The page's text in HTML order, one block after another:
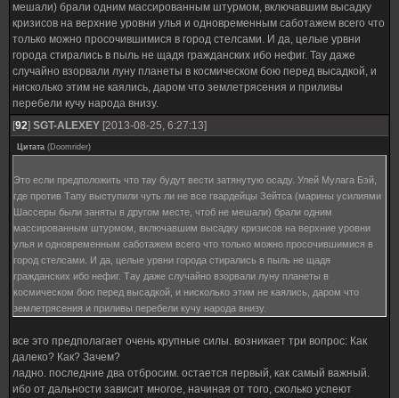
мешали) брали одним массированным штурмом, включавшим высадку
кризисов на верхние уровни улья и одновременным саботажем всего что
только можно просочившимися в город стелсами. И да, целые урвни
города стирались в пыль не щадя гражданских ибо нефиг. Тау даже
случайно взорвали луну планеты в космическом бою перед высадкой, и
нисколько этим не каялись, даром что землетрясения и приливы
перебели кучу народа внизу.
[92] SGT-ALEXEY [2013-08-25, 6:27:13]
Цитата (Doomrider)
Это если предположить что тау будут вести затянутую осаду. Улей Мулага Бэй,
где против Тапу выступили чуть ли не все гвардейцы Зейтса (марины усилиями
Шассеры были заняты в другом месте, чтоб не мешали) брали одним
массированным штурмом, включавшим высадку кризисов на верхние уровни
улья и одновременным саботажем всего что только можно просочившимися в
город стелсами. И да, целые урвни города стирались в пыль не щадя
гражданских ибо нефиг. Тау даже случайно взорвали луну планеты в
космическом бою перед высадкой, и нисколько этим не каялись, даром что
землетрясения и приливы перебели кучу народа внизу.
все это предполагает очень крупные силы. возникает три вопрос: Как
далеко? Как? Зачем?
ладно. последние два отбросим. остается первый, как самый важный.
ибо от дальности зависит многое, начиная от того, сколько успеют